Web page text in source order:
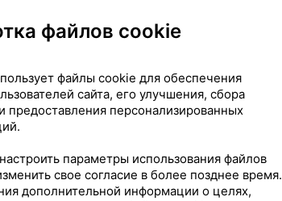
файлов cookie
файлы cookie для обеспечения
сайта, его улучшения, сбора
предоставления персонализированных
параметры использования файлов
свое согласие в более позднее время.
дополнительной информации о целях,